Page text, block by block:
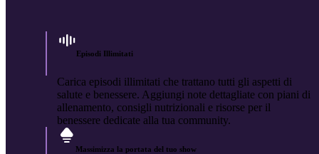
Episodi Illimitati
Carica episodi illimitati che trattano tutti gli aspetti di
salute e benessere. Aggiungi note dettagliate con piani di
allenamento, consigli nutrizionali e risorse per il
benessere dedicate alla tua community.
Massimizza la portata del tuo show